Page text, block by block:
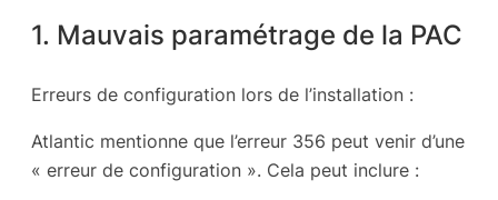
1. Mauvais paramétrage de la PAC
Erreurs de configuration lors de l’installation :
Atlantic mentionne que l’erreur 356 peut venir d’une
« erreur de configuration ». Cela peut inclure :